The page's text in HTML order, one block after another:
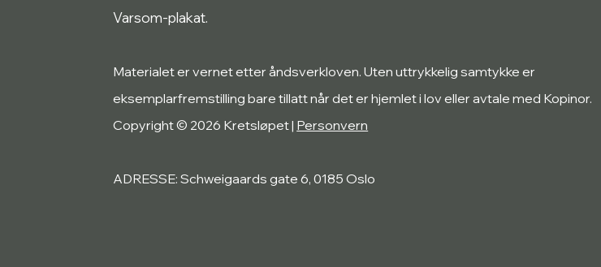
Varsom-plakat.
Materialet er vernet etter åndsverkloven. Uten uttrykkelig samtykke er
eksemplarfremstilling bare tillatt når det er hjemlet i lov eller avtale med Kopinor.
Copyright © 2026 Kretsløpet | Personvern
ADRESSE: Schweigaards gate 6, 0185 Oslo